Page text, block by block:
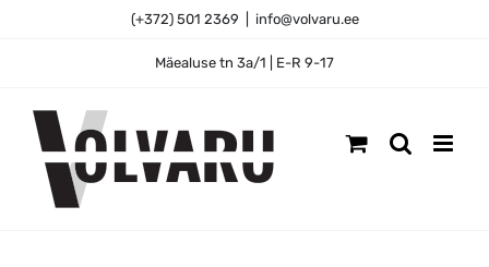
(+372) 501 2369 info@volvaru.ee
Mäealuse tn 3a/1 | E-R 9-17